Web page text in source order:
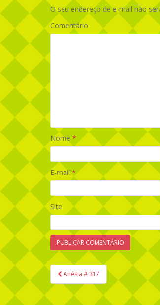
O seu endereço de e-mail não
Comentário
Nome *
E-mail*
Site
Navegação de Post
Anésia # 317